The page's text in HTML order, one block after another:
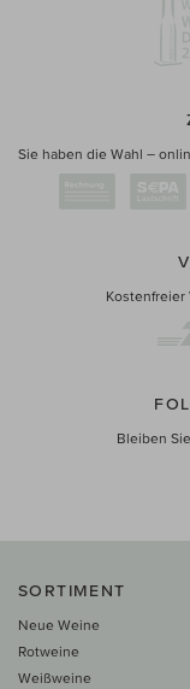
Sie haben die Wahl –
Kostenfreier
Bleiben
SORTIMENT
Neue Weine
Rotweine
Weißweine